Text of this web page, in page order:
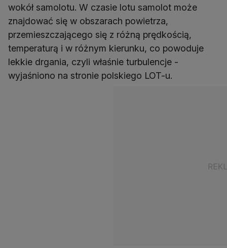
wokół samolotu. W czasie lotu samolot może
znajdować się w obszarach powietrza,
przemieszczającego się z różną prędkością,
temperaturą i w różnym kierunku, co powoduje
lekkie drgania, czyli właśnie turbulencje -
wyjaśniono na stronie polskiego LOT-u.